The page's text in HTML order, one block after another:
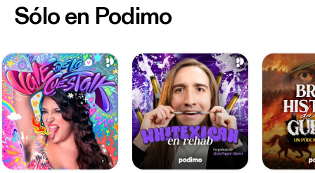
Sólo en Podimo